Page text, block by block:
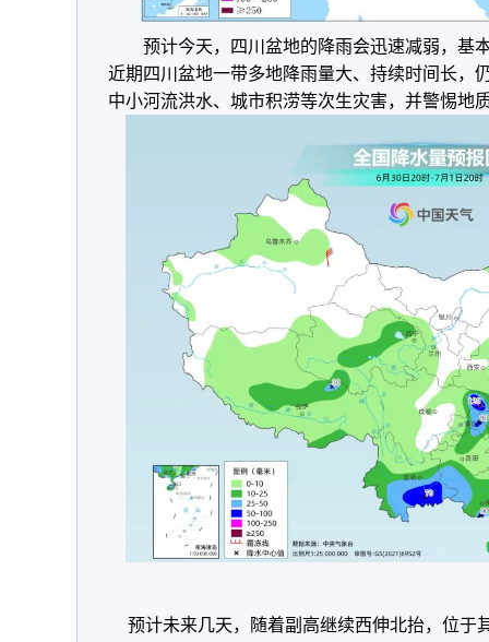
预计今天，四川盆地的降雨会迅速减弱，基
近期四川盆地一带多地降雨量大、持续时间长，
中小河流洪水、城市积涝等次生灾害，并警惕地
预计未来几天，随着副高继续西伸北抬，位于